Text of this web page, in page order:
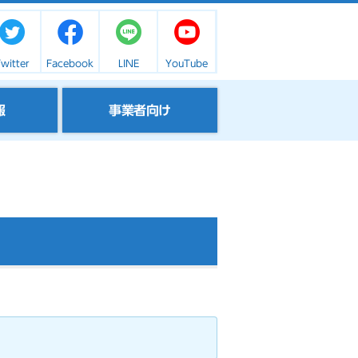
Facebook LINE YouTube
事業者向け